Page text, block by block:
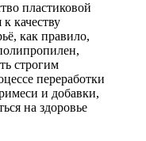
пластиковой
качеству
как правило,
строгим
переработки
и добавки,
на здоровье